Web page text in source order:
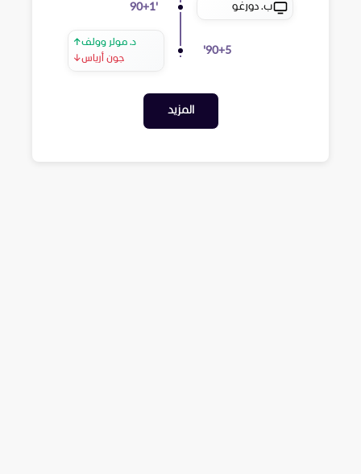
ب. دورغو 90+1'
90+5
'
↑د. مولر وولف
↓جون أرياس
المزيد